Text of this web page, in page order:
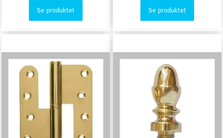
Se produktet Se produktet